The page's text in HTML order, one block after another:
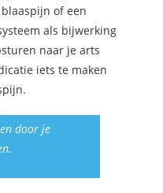
of een
als bijwerking
naar je arts
iets te maken
door je